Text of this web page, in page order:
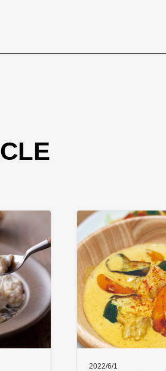
2022/6/1